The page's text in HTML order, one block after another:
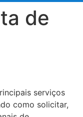
de
serviços
como solicitar,